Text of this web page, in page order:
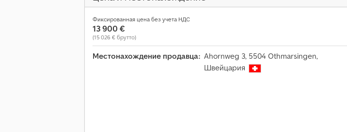
Фиксированная цена без учета НДС
13 900 €
(15 026 € брутто)
Местонахождение продавца: Ahornweg 3, 5504 Othmarsingen,
Швейцария